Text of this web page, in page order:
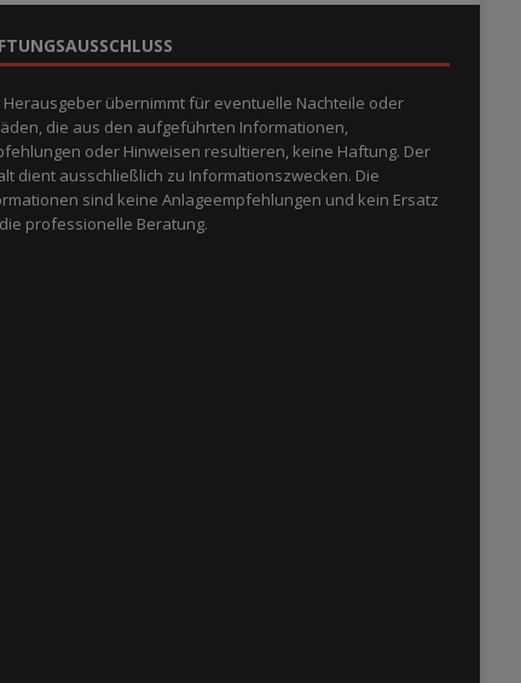
Herausgeber übernimmt für eventuelle Nachteile oder
die aus den aufgeführten Informationen,
oder Hinweisen resultieren, keine Haftung. Der
dient ausschließlich zu Informationszwecken. Die
sind keine Anlageempfehlungen und kein Ersatz
professionelle Beratung.